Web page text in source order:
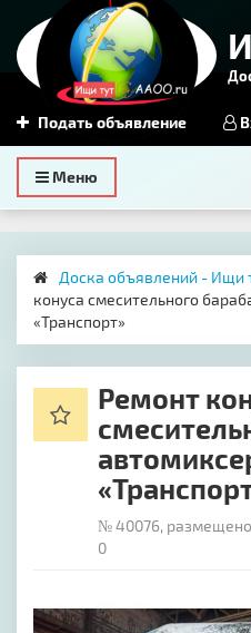
Подать объявление
Toggle
navigation
Меню
Доска объявлений - Ищи
конуса смесительного
«Транспорт»
​Ремонт
№ 40076,
0